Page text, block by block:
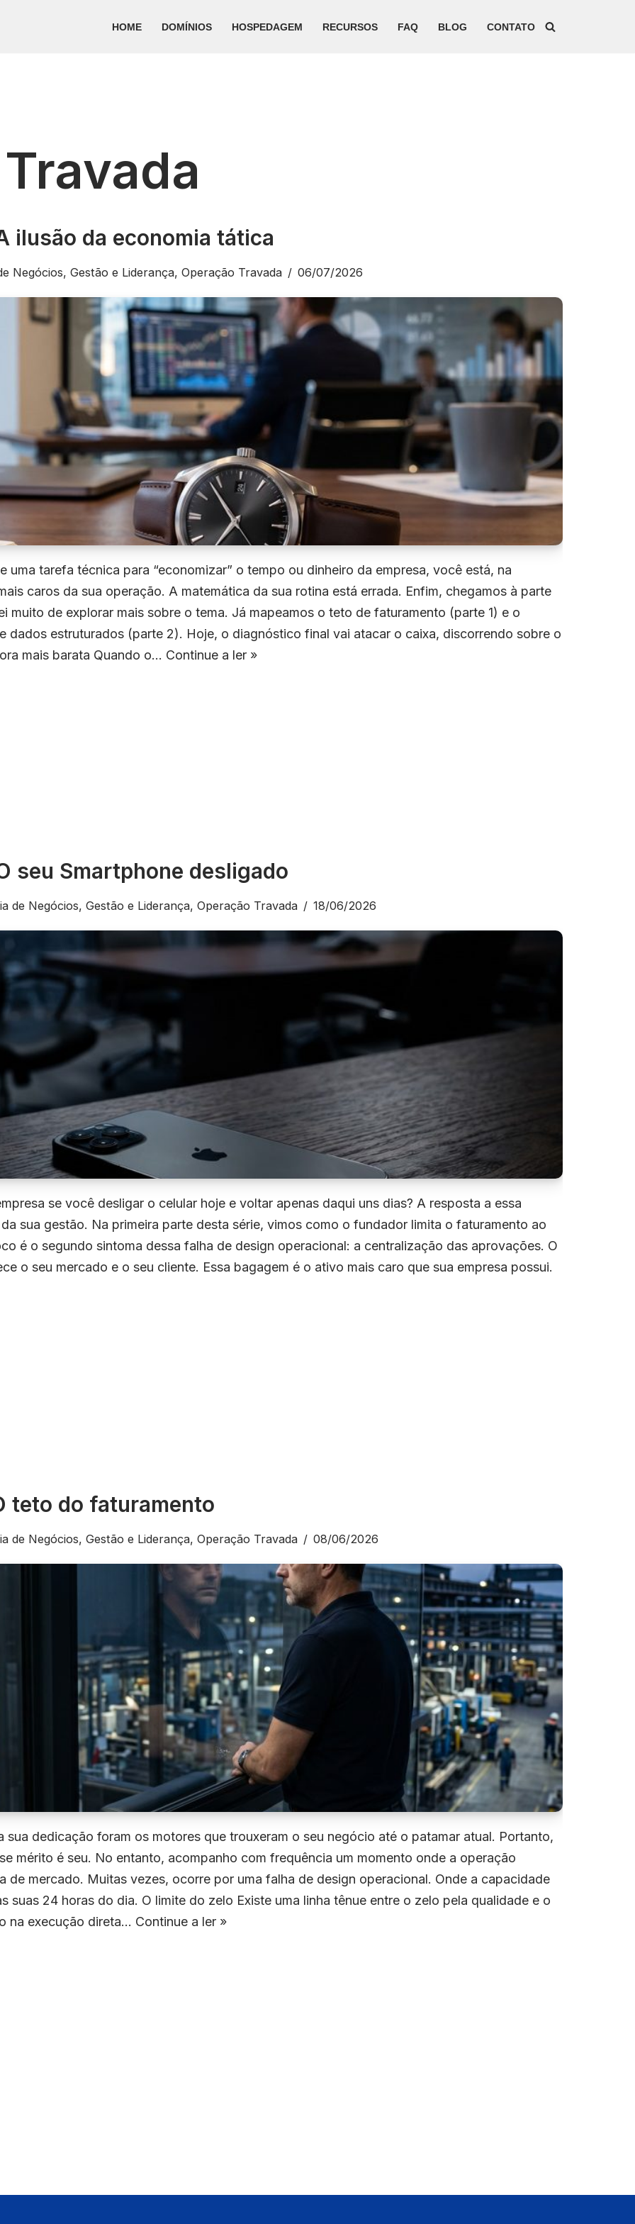
HOME DOMÍNIOS HOSPEDAGEM RECURSOS FAQ BLOG CONTATO
ilusão da economia tática
Negócios, Gestão e Liderança, Operação Travada 06/07/2026
uma tarefa técnica para “economizar” o tempo ou dinheiro da empresa, você está, na
caros da sua operação. A matemática da sua rotina está errada. Enfim, chegamos à parte
muito de explorar mais sobre o tema. Já mapeamos o teto de faturamento (parte 1) e o
dados estruturados (parte 2). Hoje, o diagnóstico final vai atacar o caixa, discorrendo sobre o
mais barata Quando o… Continue a ler »
seu Smartphone desligado
de Negócios, Gestão e Liderança, Operação Travada 18/06/2026
se você desligar o celular hoje e voltar apenas daqui uns dias? A resposta a essa
sua gestão. Na primeira parte desta série, vimos como o fundador limita o faturamento ao
é o segundo sintoma dessa falha de design operacional: a centralização das aprovações. O
o seu mercado e o seu cliente. Essa bagagem é o ativo mais caro que sua empresa possui.
teto do faturamento
de Negócios, Gestão e Liderança, Operação Travada 08/06/2026
sua dedicação foram os motores que trouxeram o seu negócio até o patamar atual. Portanto,
mérito é seu. No entanto, acompanho com frequência um momento onde a operação
de mercado. Muitas vezes, ocorre por uma falha de design operacional. Onde a capacidade
suas 24 horas do dia. O limite do zelo Existe uma linha tênue entre o zelo pela qualidade e o
na execução direta… Continue a ler »